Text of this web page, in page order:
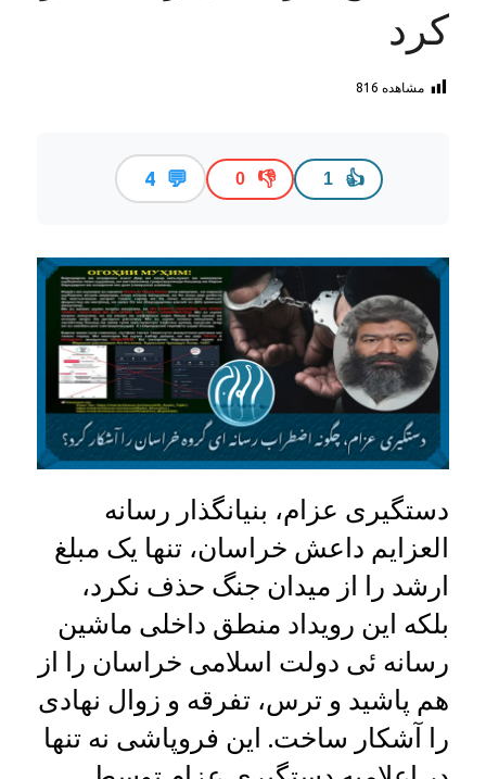
کرد
مشاهده 816
👍
1
👎
0
💬
4
دستگیری عزام، بنیانگذار رسانه
العزایم داعش خراسان، تنها یک مبلغ
ارشد را از میدان جنگ حذف نکرد،
بلکه این رویداد منطق داخلی ماشین
رسانه‌ ئی دولت اسلامی خراسان را از
هم پاشید و ترس، تفرقه و زوال نهادی
را آشکار ساخت. این فروپاشی نه تنها